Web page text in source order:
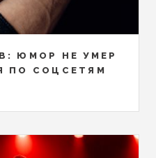
ЮМОР НЕ УМЕР
ПО СОЦСЕТЯМ